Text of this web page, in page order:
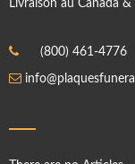
Livraison au Canada &
(800) 461-4776